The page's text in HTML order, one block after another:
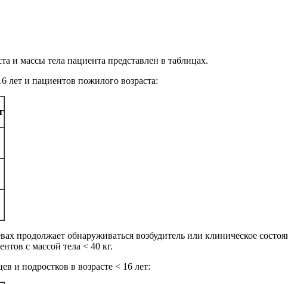
и массы тела пациента представлен в таблицах.
лет и пациентов пожилого возраста:
продолжает обнаруживаться возбудитель или клиническое
с массой тела < 40 кг.
и подростков в возрасте < 16 лет: